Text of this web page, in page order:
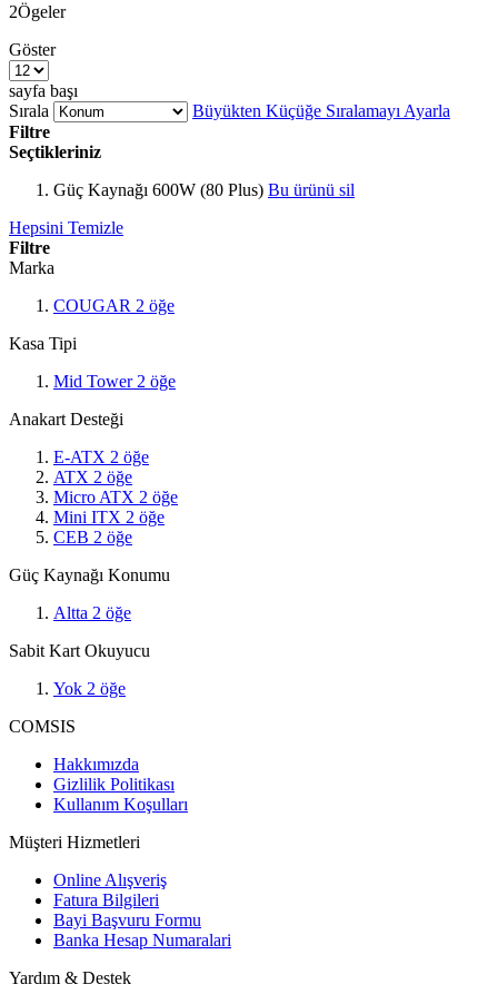
2Ögeler
Göster
sayfa başı
Sırala
Büyükten Küçüğe Sıralamayı Ayarla
Filtre
Seçtikleriniz
Güç Kaynağı 600W (80 Plus) Bu ürünü sil
Hepsini Temizle
Filtre
Marka
COUGAR 2 öğe
Kasa Tipi
Mid Tower 2 öğe
Anakart Desteği
E-ATX 2 öğe
ATX 2 öğe
Micro ATX 2 öğe
Mini ITX 2 öğe
CEB 2 öğe
Güç Kaynağı Konumu
Altta 2 öğe
Sabit Kart Okuyucu
Yok 2 öğe
COMSIS
Hakkımızda
Gizlilik Politikası
Kullanım Koşulları
Müşteri Hizmetleri
Online Alışveriş
Fatura Bilgileri
Bayi Başvuru Formu
Banka Hesap Numaralari
Yardım & Destek